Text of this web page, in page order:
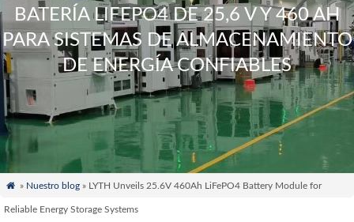
BATERÍA LIFEPO4 DE 25,6 V Y 460 AH
PARA SISTEMAS DE ALMACENAMIENTO
DE ENERGÍA CONFIABLES
 » Nuestro blog » LYTH Unveils 25.6V 460Ah LiFePO4 Battery Module for
Reliable Energy Storage Systems